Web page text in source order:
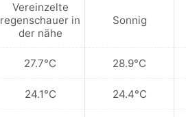
Vereinzelte
regenschauer in
der nähe
27.7°C
24.1°C
Sonnig
28.9°C
24.4°C